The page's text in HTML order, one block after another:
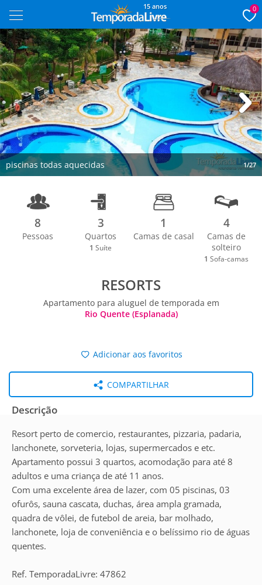
15 anos 0
piscinas todas aquecidas 1/27
Next
8
Pessoas
3
Quartos
1 Suíte
1
Camas de casal
4
Camas de
solteiro
1 Sofa-camas
RESORTS
Apartamento para aluguel de temporada em
Rio Quente (Esplanada)
Adicionar aos favoritos
COMPARTILHAR
Descrição
Resort perto de comercio, restaurantes, pizzaria, padaria,
lanchonete, sorveteria, lojas, supermercados e etc.
Apartamento possui 3 quartos, acomodação para até 8
adultos e uma criança de até 11 anos.
Com uma excelente área de lazer, com 05 piscinas, 03
ofurôs, sauna cascata, duchas, área ampla gramada,
quadra de vôlei, de futebol de areia, bar molhado,
lanchonete, loja de conveniência e o belíssimo rio de águas
quentes.
Ref. TemporadaLivre: 47862